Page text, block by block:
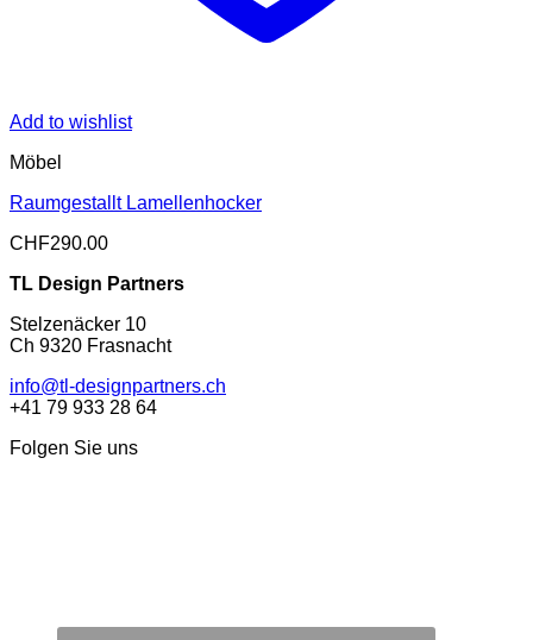
Add to wishlist
Möbel
Raumgestallt Lamellenhocker
CHF290.00
TL Design Partners
Stelzenäcker 10
Ch 9320 Frasnacht
info@tl-designpartners.ch
+41 79 933 28 64
Folgen Sie uns